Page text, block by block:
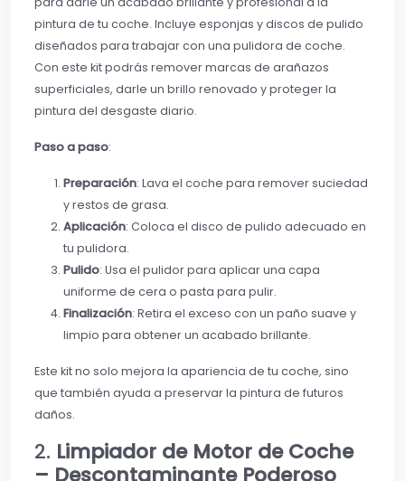
pintura de tu coche. Incluye esponjas y discos de pulido
diseñados para trabajar con una pulidora de coche.
Con este kit podrás remover marcas de arañazos
superficiales, darle un brillo renovado y proteger la
pintura del desgaste diario.
Paso a paso:
Preparación: Lava el coche para remover suciedad
y restos de grasa.
Aplicación: Coloca el disco de pulido adecuado en
tu pulidora.
Pulido: Usa el pulidor para aplicar una capa
uniforme de cera o pasta para pulir.
Finalización: Retira el exceso con un paño suave y
limpio para obtener un acabado brillante.
Este kit no solo mejora la apariencia de tu coche, sino
que también ayuda a preservar la pintura de futuros
daños.
2. Limpiador de Motor de Coche